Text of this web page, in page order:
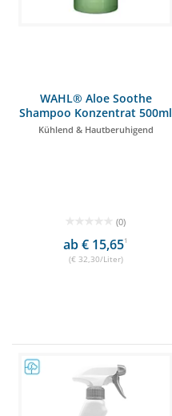
WAHL® Aloe Soothe
Shampoo Konzentrat 500ml
Kühlend & Hautberuhigend
(0)
ab € 15,651
(€ 32,30/Liter)